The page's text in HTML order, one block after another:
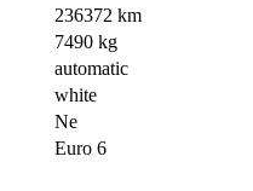
236372 km
7490 kg
automatic
white
Ne
Euro 6